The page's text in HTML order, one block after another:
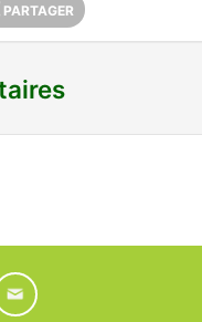
PARTAGER